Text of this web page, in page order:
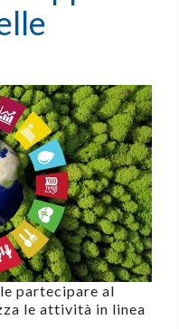
partecipare al
le attività in linea